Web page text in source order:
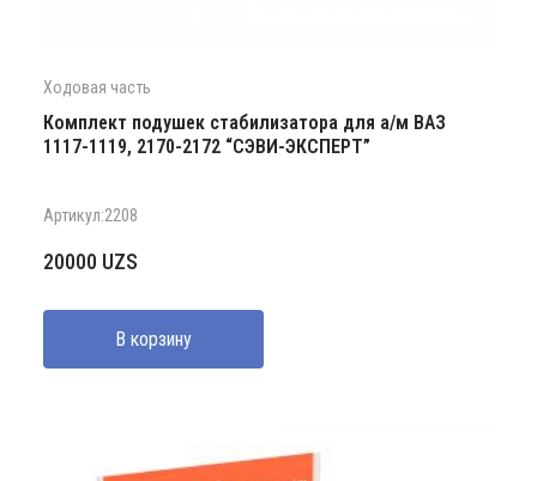
Ходовая часть
Комплект подушек стабилизатора для а/м ВАЗ
1117-1119, 2170-2172 “СЭВИ-ЭКСПЕРТ”
Артикул:2208
20000 UZS
В корзину